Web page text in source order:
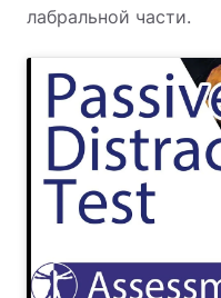
лабральной части.